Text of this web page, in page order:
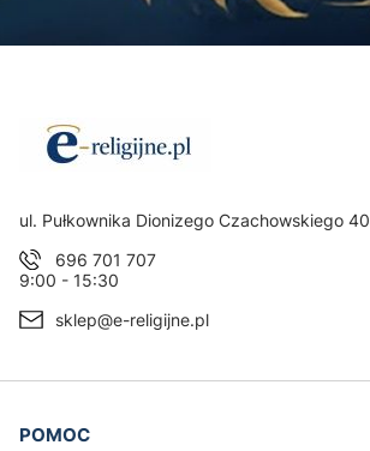
Adres:
ul. Pułkownika Dionizego Czachowskiego 40
696 701 707
9:00 - 15:30
sklep@e-religijne.pl
Linki w stopce
POMOC